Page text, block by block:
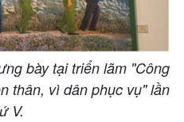
bày tại triển lãm "Công
thân, vì dân phục vụ" lần
V.